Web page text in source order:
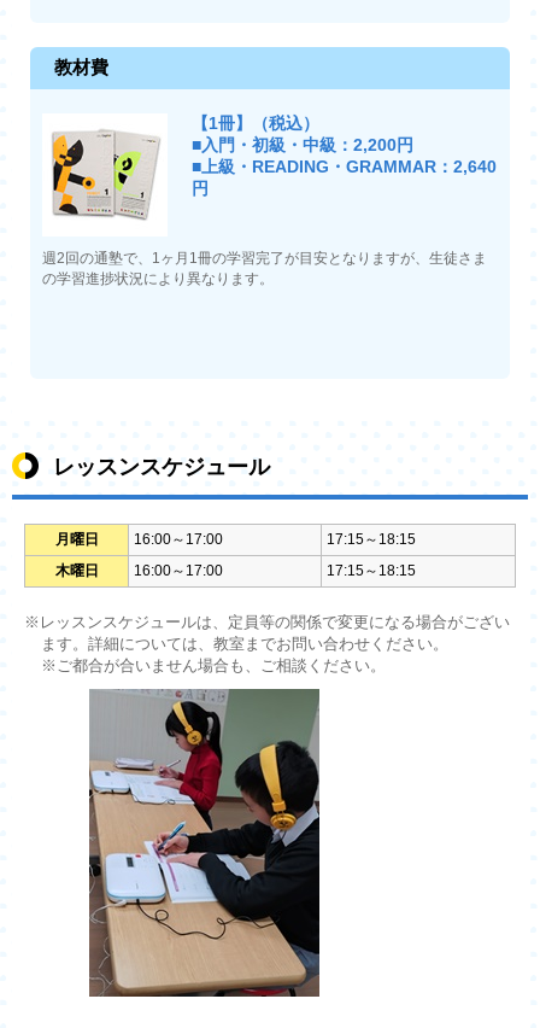
教材費
【1冊】（税込）
■入門・初級・中級：2,200円
■上級・READING・GRAMMAR：2,640
円
週2回の通塾で、1ヶ月1冊の学習完了が目安となりますが、生徒さま
の学習進捗状況により異なります。
レッスンスケジュール
月曜日 16:00～17:00
17:15～18:15
木曜日
16:00～17:00 17:15～18:15
※レッスンスケジュールは、定員等の関係で変更になる場合がござい
ます。詳細については、教室までお問い合わせください。
※ご都合が合いません場合も、ご相談ください。